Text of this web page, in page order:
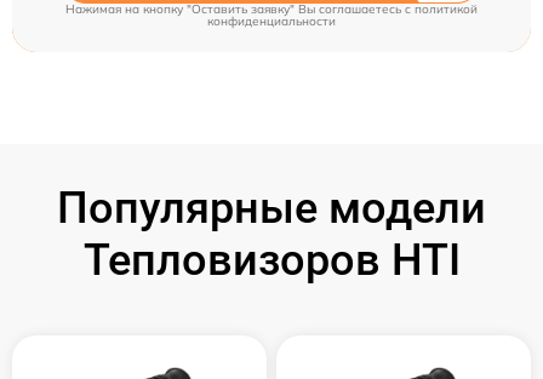
Нажимая на кнопку "Оставить заявку" Вы соглашаетесь cполитикой
конфиденциальности
Популярные модели
Тепловизоров HTI